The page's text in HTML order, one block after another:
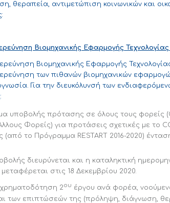
θεραπεία, αντιμετώπιση κοινωνικών και
Βιομηχανικής Εφαρμογής
Βιομηχανικής Εφαρμογής
των πιθανών βιομηχανικών
Για την διευκόλυνσή των
υποβολής πρότασης σε όλους τους φορείς
Φορείς) για προτάσεις σχετικές με το
(από το Πρόγραμμα RESTART 2016-2020)
διευρύνεται και η καταληκτική
στις 18 Δεκεμβρίου 2020.
2ου έργου ανά φορέα,
των επιπτώσεών της (πρόληψη, διάγνωση,